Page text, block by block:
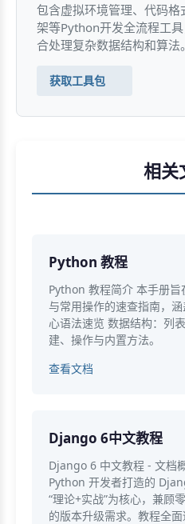
包含虚拟环境管理、代码
架等Python开发全流程工
合处理复杂数据结构和算法。
获取工具包
相关
Python 教程
Python 教程简介 本手册
与常用操作的速查指南，
心语法速览 数据结构：列
建、操作与内置方法。
查看文档
Django 6中文教程
Django 6 中文教程 - 文档
Python 开发者打造的
“理论+实战”为核心，兼顾
的版本升级需求。教程全